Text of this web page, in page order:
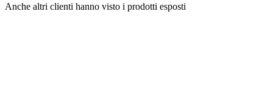
Anche altri clienti hanno visto i prodotti esposti